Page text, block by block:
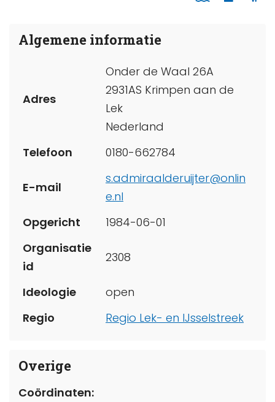
Algemene informatie
Adres
Onder de Waal 26A
2931AS Krimpen aan de
Lek
Nederland
Telefoon
0180-662784
E-mail
s.admiraalderuijter@onlin
e.nl
Opgericht
1984-06-01
Organisatie
id
2308
Ideologie
open
Regio
Regio Lek- en IJsselstreek
Overige
Coördinaten: